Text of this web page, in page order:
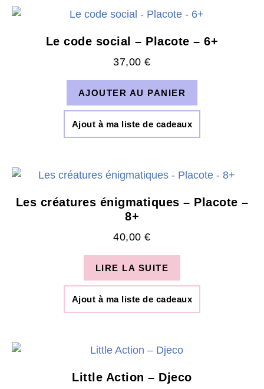
Le code social – Placote – 6+
37,00€
AJOUTER AU PANIER
Ajout à ma liste de cadeaux
Les créatures énigmatiques – Placote –
8+
40,00€
LIRE LA SUITE
Ajout à ma liste de cadeaux
Little Action – Djeco